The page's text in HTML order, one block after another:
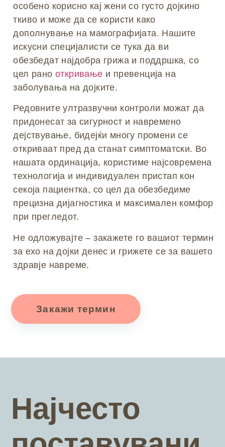
особено корисно кај жени со густо дојкино
ткиво и може да се користи како
дополнување на мамографијата. Нашите
искусни специјалисти се тука да ви
обезбедат најдобра грижа и поддршка, со
цел ранооткривање и превенција на
заболувања на дојките.
Редовните ултразвучни контроли можат да
придонесат за сигурност и навремено
дејствување, бидејќи многу промени се
откриваат пред да станат симптоматски. Во
нашата ординација, користиме најсовремена
технологија и индивидуален пристап кон
секоја пациентка, со цел да обезбедиме
прецизна дијагностика и максимален комфор
при прегледот.
Не одложувајте – закажете го вашиот термин
за ехо на дојки денес и грижете се за вашето
здравје навреме.
Закажи термин
Најчесто